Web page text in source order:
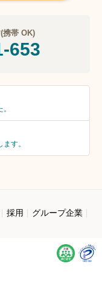
携帯 OK)
653
す。
採用
グループ企業